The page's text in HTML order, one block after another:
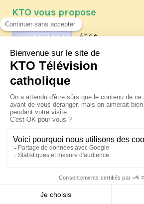
KTO vous propose
Article
Les reportages
La visite pastorale
XIV à Assise à
jeudi 6 août
Le pape en
Pérou du 6 au 17
© KTO 2026 —